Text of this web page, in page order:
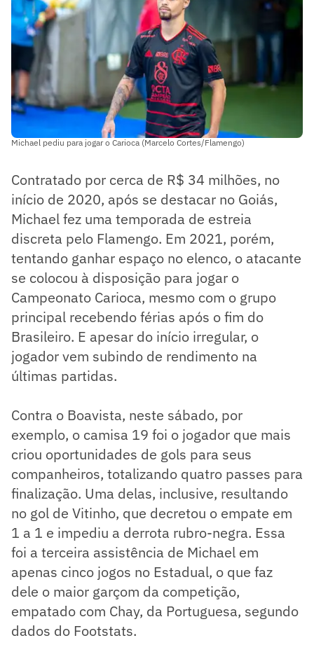
Michael pediu para jogar o Carioca (Marcelo Cortes/Flamengo)
Contratado por cerca de R$ 34 milhões, no
início de 2020, após se destacar no Goiás,
Michael fez uma temporada de estreia
discreta pelo Flamengo. Em 2021, porém,
tentando ganhar espaço no elenco, o atacante
se colocou à disposição para jogar o
Campeonato Carioca, mesmo com o grupo
principal recebendo férias após o fim do
Brasileiro. E apesar do início irregular, o
jogador vem subindo de rendimento na
últimas partidas.
Contra o Boavista, neste sábado, por
exemplo, o camisa 19 foi o jogador que mais
criou oportunidades de gols para seus
companheiros, totalizando quatro passes para
finalização. Uma delas, inclusive, resultando
no gol de Vitinho, que decretou o empate em
1 a 1 e impediu a derrota rubro-negra. Essa
foi a terceira assistência de Michael em
apenas cinco jogos no Estadual, o que faz
dele o maior garçom da competição,
empatado com Chay, da Portuguesa, segundo
dados do Footstats.